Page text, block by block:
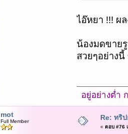
ไอ๊หยา !!! ผ
น้องมดขาย
สวยๆอย่าง
อยู่อย่างต่ำ
mot
Full Member Re: ทริ
« ตอบ #76